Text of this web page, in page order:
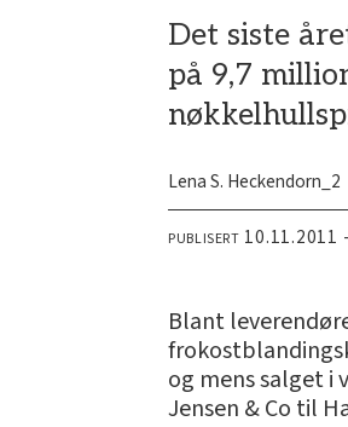
Det siste
på 9,7
Lena S. Heckendorn_2
PUBLISERT 10.11.2011
Blant
og mens salget i
Jensen & Co til